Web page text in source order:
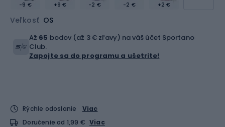
-9 € +9 € -2 € -2 € +2 €
Veľkosť OS
Až 65 bodov (až 3 € zľavy) na váš účet Sportano
Club.
Zapojte sa do programu a ušetrite!
Rýchle odoslanie
Viac
Doručenie od 1,99 € Viac